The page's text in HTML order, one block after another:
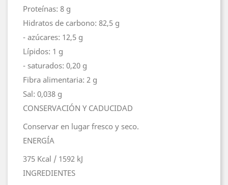
Proteínas: 8 g
Hidratos de carbono: 82,5 g
- azúcares: 12,5 g
Lípidos: 1 g
- saturados: 0,20 g
Fibra alimentaria: 2 g
Sal: 0,038 g
CONSERVACIÓN Y CADUCIDAD
Conservar en lugar fresco y seco.
ENERGÍA
375 Kcal / 1592 kJ
INGREDIENTES